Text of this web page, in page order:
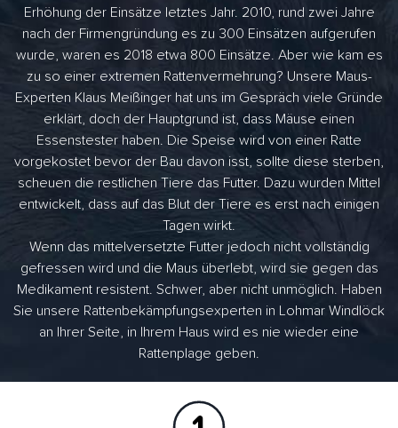
Erhöhung der Einsätze letztes Jahr. 2010, rund zwei Jahre
nach der Firmengründung es zu 300 Einsätzen aufgerufen
wurde, waren es 2018 etwa 800 Einsätze. Aber wie kam es
zu so einer extremen Rattenvermehrung? Unsere Maus-
Experten Klaus Meißinger hat uns im Gespräch viele Gründe
erklärt, doch der Hauptgrund ist, dass Mäuse einen
Essenstester haben. Die Speise wird von einer Ratte
vorgekostet bevor der Bau davon isst, sollte diese sterben,
scheuen die restlichen Tiere das Futter. Dazu wurden Mittel
entwickelt, dass auf das Blut der Tiere es erst nach einigen
Tagen wirkt.
Wenn das mittelversetzte Futter jedoch nicht vollständig
gefressen wird und die Maus überlebt, wird sie gegen das
Medikament resistent. Schwer, aber nicht unmöglich. Haben
Sie unsere Rattenbekämpfungsexperten in Lohmar Windlöck
an Ihrer Seite, in Ihrem Haus wird es nie wieder eine
Rattenplage geben.